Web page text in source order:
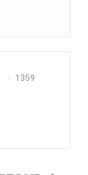
1359